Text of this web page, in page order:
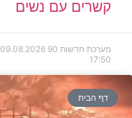
קשרים עם נשים
מערכת חדשות 90
09.08.2026
17:50
דף הבית